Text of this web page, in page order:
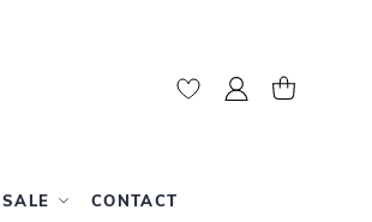
Mijn account
SALE CONTACT